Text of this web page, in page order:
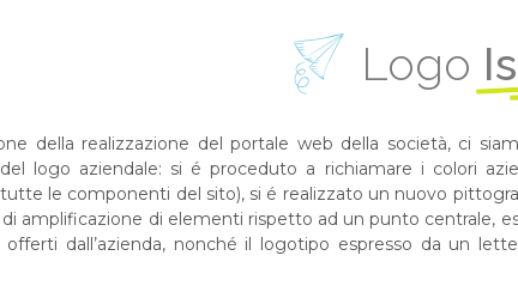
Logo
della realizzazione del portale web della società, ci
logo aziendale: si é proceduto a richiamare i colori
tutte le componenti del sito), si é realizzato un nuovo
amplificazione di elementi rispetto ad un punto centrale,
offerti dall’azienda, nonché il logotipo espresso da un